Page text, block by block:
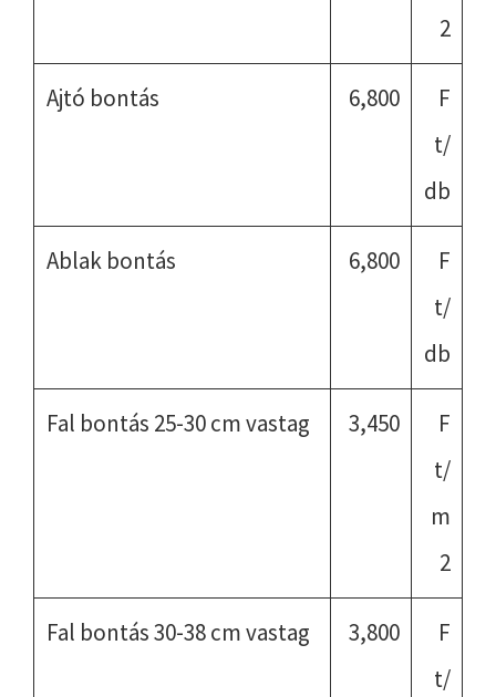
2
Ajtó bontás 6,800
F
t/
db
Ablak bontás 6,800
F
t/
db
Fal bontás 25-30 cm vastag 3,450
F
t/
m
2
Fal bontás 30-38 cm vastag 3,800
F
t/